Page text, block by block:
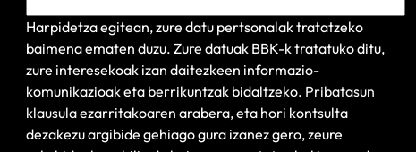
Harpidetza egitean, zure datu pertsonalak tratatzeko
baimena ematen duzu. Zure datuak BBK-k tratatuko ditu,
zure interesekoak izan daitezkeen informazio-
komunikazioak eta berrikuntzak bidaltzeko. Pribatasun
klausulaezarritakoaren arabera, eta hori kontsulta
dezakezu argibide gehiago gura izanez gero, zeure